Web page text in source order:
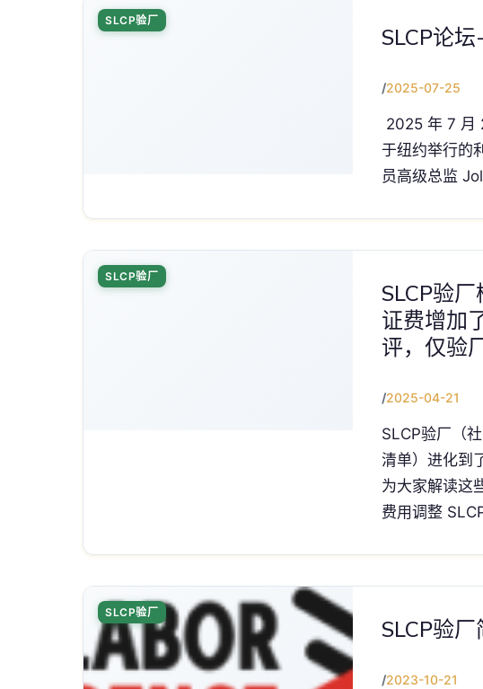
SLCP论
SLCP验厂
/2025-07-25
2025 年 7 月
于纽约举行的
员高级总监
SLCP验
证费增加
评，仅验
SLCP验厂
/2025-04-21
SLCP验厂（
清单）进化到
为大家解读这
费用调整
SLCP验
SLCP验厂
/2023-10-21